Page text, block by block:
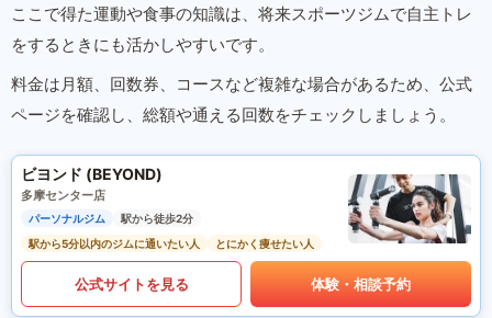
ここで得た運動や食事の知識は、将来スポーツジムで自主トレ
をするときにも活かしやすいです。
料金は月額、回数券、コースなど複雑な場合があるため、公式
ページを確認し、総額や通える回数をチェックしましょう。
ビヨンド (BEYOND)
多摩センター店
パーソナルジム
駅から徒歩2分
駅から5分以内のジムに通いたい人
とにかく痩せたい人
公式サイトを見る 体験・相談予約